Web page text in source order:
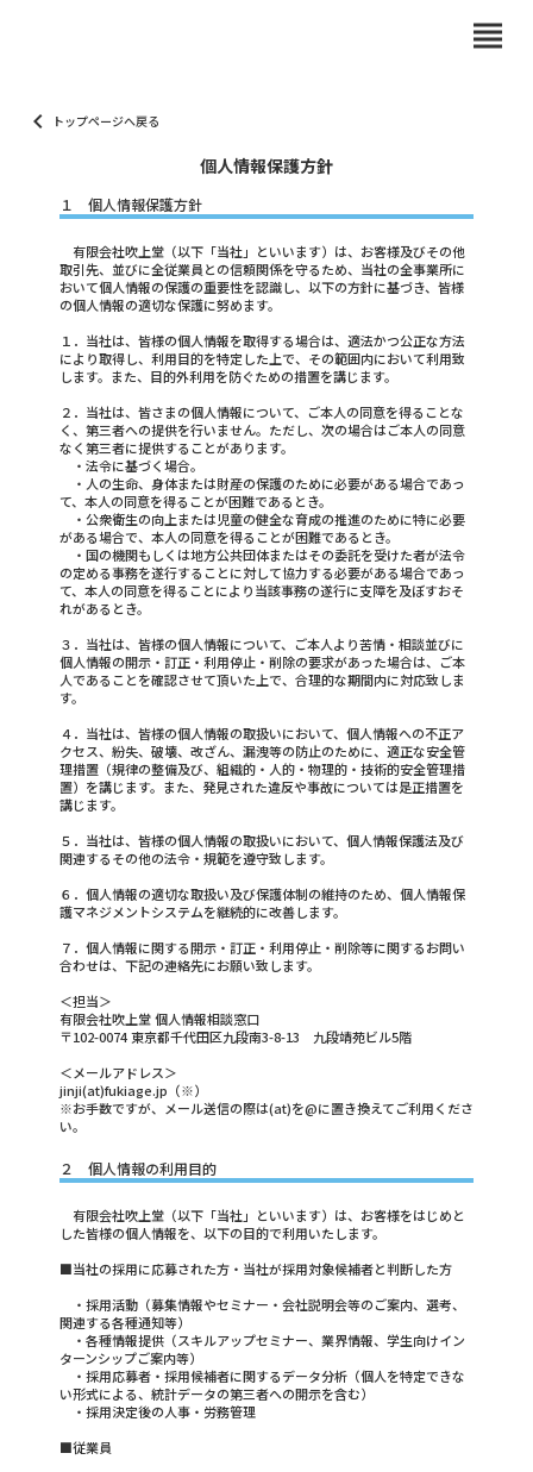
view_headline
keyboard_arrow_left トップページへ戻る
個人情報保護方針
１ 個人情報保護方針
有限会社吹上堂（以下「当社」といいます）は、お客様及びその他
取引先、並びに全従業員との信頼関係を守るため、当社の全事業所に
おいて個人情報の保護の重要性を認識し、以下の方針に基づき、皆様
の個人情報の適切な保護に努めます。
１．当社は、皆様の個人情報を取得する場合は、適法かつ公正な方法
により取得し、利用目的を特定した上で、その範囲内において利用致
します。また、目的外利用を防ぐための措置を講じます。
２．当社は、皆さまの個人情報について、ご本人の同意を得ることな
く、第三者への提供を行いません。ただし、次の場合はご本人の同意
なく第三者に提供することがあります。
・法令に基づく場合。
・人の生命、身体または財産の保護のために必要がある場合であっ
て、本人の同意を得ることが困難であるとき。
・公衆衛生の向上または児童の健全な育成の推進のために特に必要
がある場合で、本人の同意を得ることが困難であるとき。
・国の機関もしくは地方公共団体またはその委託を受けた者が法令
の定める事務を遂行することに対して協力する必要がある場合であっ
て、本人の同意を得ることにより当該事務の遂行に支障を及ぼすおそ
れがあるとき。
３．当社は、皆様の個人情報について、ご本人より苦情・相談並びに
個人情報の開示・訂正・利用停止・削除の要求があった場合は、ご本
人であることを確認させて頂いた上で、合理的な期間内に対応致しま
す。
４．当社は、皆様の個人情報の取扱いにおいて、個人情報への不正ア
クセス、紛失、破壊、改ざん、漏洩等の防止のために、適正な安全管
理措置（規律の整備及び、組織的・人的・物理的・技術的安全管理措
置）を講じます。また、発見された違反や事故については是正措置を
講じます。
５．当社は、皆様の個人情報の取扱いにおいて、個人情報保護法及び
関連するその他の法令・規範を遵守致します。
６．個人情報の適切な取扱い及び保護体制の維持のため、個人情報保
護マネジメントシステムを継続的に改善します。
７．個人情報に関する開示・訂正・利用停止・削除等に関するお問い
合わせは、下記の連絡先にお願い致します。
＜担当＞
有限会社吹上堂 個人情報相談窓口
〒102-0074 東京都千代田区九段南3-8-13 九段靖苑ビル5階
＜メールアドレス＞
jinji(at)fukiage.jp（※）
※お手数ですが、メール送信の際は(at)を@に置き換えてご利用くださ
い。
２ 個人情報の利用目的
有限会社吹上堂（以下「当社」といいます）は、お客様をはじめと
した皆様の個人情報を、以下の目的で利用いたします。
■当社の採用に応募された方・当社が採用対象候補者と判断した方
・採用活動（募集情報やセミナー・会社説明会等のご案内、選考、
関連する各種通知等）
・各種情報提供（スキルアップセミナー、業界情報、学生向けイン
ターンシップご案内等）
・採用応募者・採用候補者に関するデータ分析（個人を特定できな
い形式による、統計データの第三者への開示を含む）
・採用決定後の人事・労務管理
■従業員